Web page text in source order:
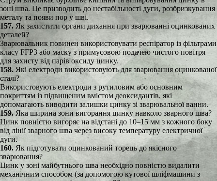
зоні шва. Це призводить до нестабільності дуги, розбризкування
металу та появи пор у шві.
157. Як захистити органи дихання при зварюванні оцинкованих
деталей?
Зварювальник повинен використовувати респіратор із фільтрами
класу FFP3 або маску з примусовою подачею чистого повітря
для захисту від парів оксиду цинку.
158. Які електроди використовують для зварювання оцинкованої
сталі?
Використовують електроди з рутиловим або основним
покриттям із підвищеним вмістом деоксидантів, які
допомагають виводити залишки цинку зі зварювальної ванни.
159. Яка ширина зони вигорання цинку навколо зварного шва?
Цинк повністю вигоряє на відстані до 10–15 мм з кожного боку
від лінії зварного шва через високу температуру електричної
дуги.
160. Як підготувати оцинкований торець до якісного
зварювання?
Цинк у зоні майбутнього шва необхідно повністю видалити
механічним способом (за допомогою кутової шліфмашини з